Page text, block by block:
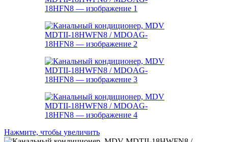
Нажмите, чтобы увеличить